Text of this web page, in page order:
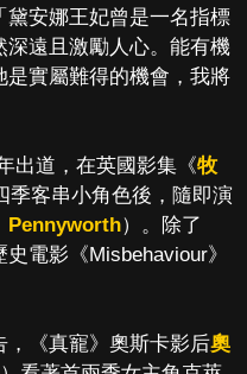
安娜王妃曾是一名指標
遠且激勵人心。能有機
是實屬難得的機會，我將
出道，在英國影集《牧
季客串小角色後，隨即演
Pennyworth）。除了
電影《Misbehaviour》
《真寵》奧斯卡影后奧